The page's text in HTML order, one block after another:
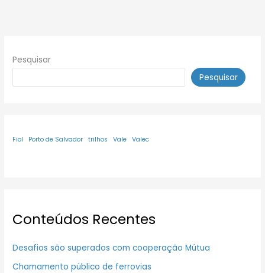
Pesquisar
Pesquisar
Fiol Porto de Salvador trilhos Vale Valec
Conteúdos Recentes
Desafios são superados com cooperação Mútua
Chamamento público de ferrovias